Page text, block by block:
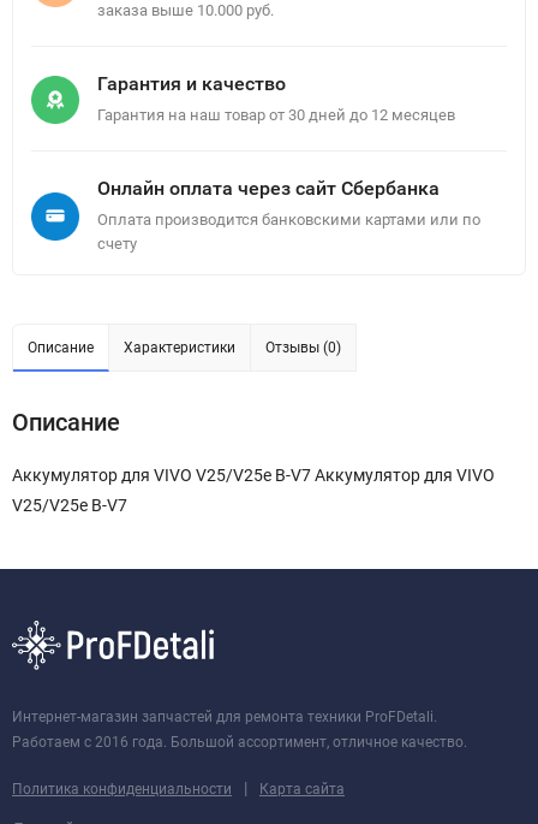
заказа выше 10.000 руб.
Гарантия и качество
Гарантия на наш товар от 30 дней до 12 месяцев
Онлайн оплата через сайт Сбербанка
Оплата производится банковскими картами или по
счету
Описание Характеристики Отзывы (0)
Описание
Аккумулятор для VIVO V25/V25e B-V7 Аккумулятор для VIVO
V25/V25e B-V7
Интернет-магазин запчастей для ремонта техники ProFDetali.
Работаем с 2016 года. Большой ассортимент, отличное качество.
Политика конфиденциальности | Карта сайта